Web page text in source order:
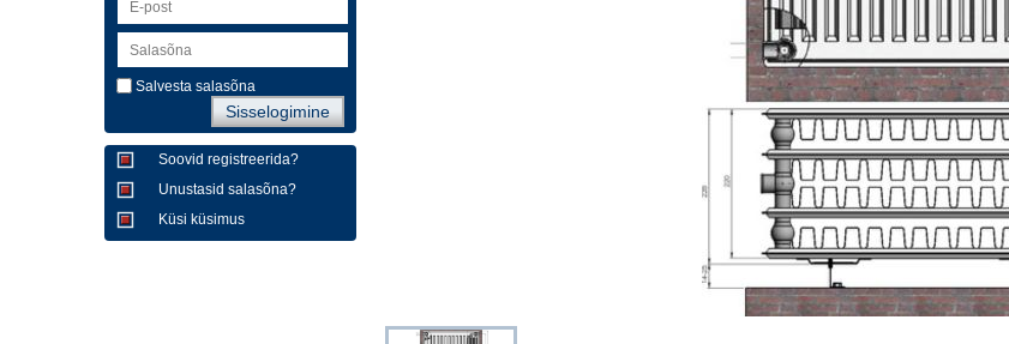
Salvesta salasõna
Soovid registreerida?
Unustasid salasõna?
Küsi küsimus